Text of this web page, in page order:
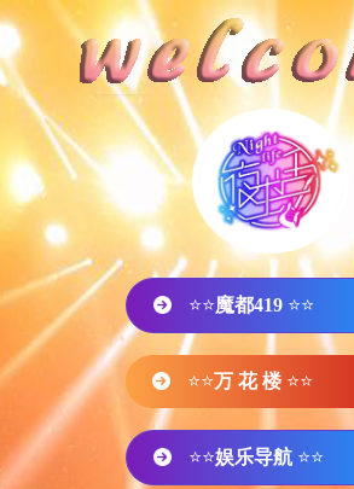
⭐⭐魔都419 ⭐⭐
⭐⭐万 花 楼 ⭐⭐
⭐⭐娱乐导航 ⭐⭐